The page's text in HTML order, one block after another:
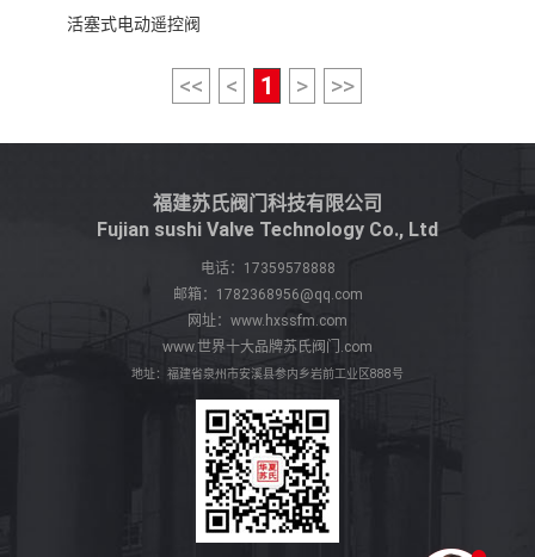
活塞式电动遥控阀
<< < 1 > >>
福建苏氏阀门科技有限公司
Fujian sushi Valve Technology Co., Ltd
电话：
17359578888
邮箱：
1782368956@qq.com
网址： www.hxssfm.com
www.世界十大品牌苏氏阀门.com
地址：福建省泉州市安溪县参内乡岩前工业区888号